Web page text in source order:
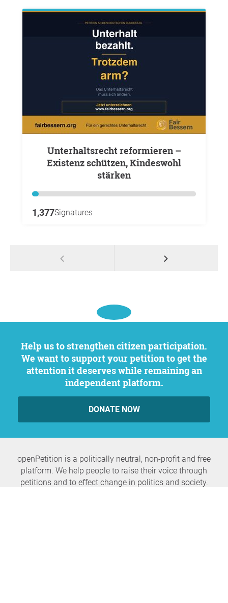
Unterhaltsrecht reformieren –
Existenz schützen, Kindeswohl
stärken
1,377Signatures
Help us to strengthen citizen participation.
We want to support your petition to get the
attention it deserves while remaining an
independent platform.
DONATE NOW
openPetition is a politically neutral, non-profit and free
platform. We help people to raise their voice through
petitions and to effect change in politics and society.